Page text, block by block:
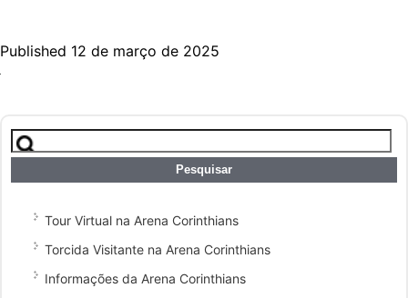
Published 12 de março de 2025
Pesquisar
por:
Tour Virtual na Arena Corinthians
Torcida Visitante na Arena Corinthians
Informações da Arena Corinthians